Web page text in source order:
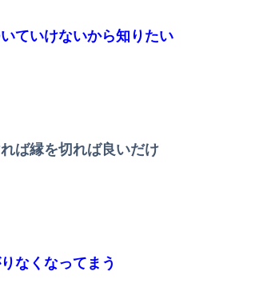
鹿（笑）ミニストップでトラックと衝突し
なってその子の家に遊びに行ったら私が小
た義姉夫の可哀想アピールがイライラする。
46、18thシングル『イチャイチャ虫』の発
なんかプール入ってたら学生にめっちゃ見
ていけないから知りたい
ば縁を切れば良いだけ
なくなってまう